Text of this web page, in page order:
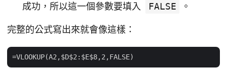
成功，所以這一個參數要填入
FALSE 。
完整的公式寫出來就會像這樣：